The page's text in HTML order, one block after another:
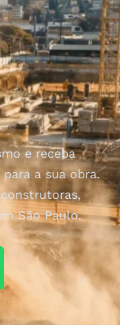
e receba
a sua obra.
São Paulo.